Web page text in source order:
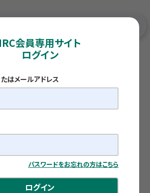
IRC会員専用サイト
ログイン
はメールアドレス
パスワードをお忘れの方はこちら
ログイン
つなぎ役 ～地方創生・地域の課題解決への貢献～
域の課題解決への貢献～
松山財務事務所 所長 熊谷 司